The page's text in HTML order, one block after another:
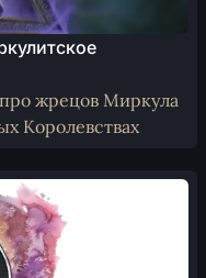
жрецов Миркула
Королевствах